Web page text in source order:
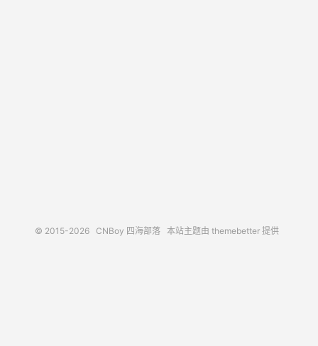
© 2015-2026 CNBoy 四海部落 本站主题由 themebetter 提供